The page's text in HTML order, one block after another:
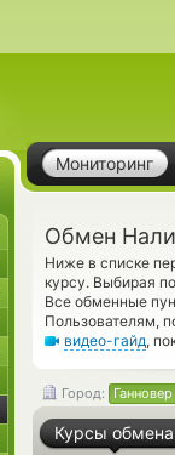
Мониторинг
Обмен
Ниже в списке
курсу. Выбирая
Все обменные
Пользователям,
видео-гайд,
Город: Ганновер
Курсы обмена